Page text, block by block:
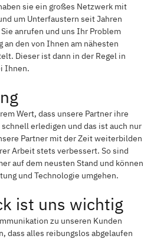
sie ein großes Netzwerk mit
um Unterfaustern seit Jahren
anrufen und uns Ihr Problem
den von Ihnen am nähesten
Dieser ist dann in der Regel in
Ihnen.
Wert, dass unsere Partner ihre
erledigen und das ist auch nur
Partner mit der Zeit weiterbilden
Arbeit stets verbessert. So sind
auf dem neusten Stand und können
und Technologie umgehen.
ist uns wichtig
zu unseren Kunden
dass alles reibungslos abgelaufen